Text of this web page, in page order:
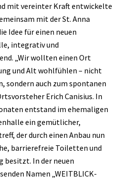
mit vereinter Kraft entwickelte
mit der St. Anna
Idee für einen neuen
integrativ und
„Wir wollten einen Ort
und Alt wohlfühlen – nicht
sondern auch zum spontanen
Erich Canisius. In
entstand im ehemaligen
ein gemütlicher,
der durch einen Anbau nun
barrierefreie Toiletten und
besitzt. In der neuen
Namen „WEITBLICK-